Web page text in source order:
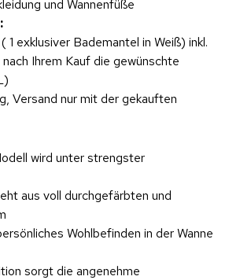
und Wannenfüße
1 exklusiver Bademantel in Weiß) inkl.
Ihrem Kauf die gewünschte
Versand nur mit der gekauften
wird unter strengster
aus voll durchgefärbten und
Wohlbefinden in der Wanne
sorgt die angenehme